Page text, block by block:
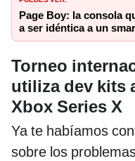
Page Boy: la consola
a ser idéntica a un
Torneo
utiliza dev kits
Xbox Series X
Ya te habíamos
sobre los